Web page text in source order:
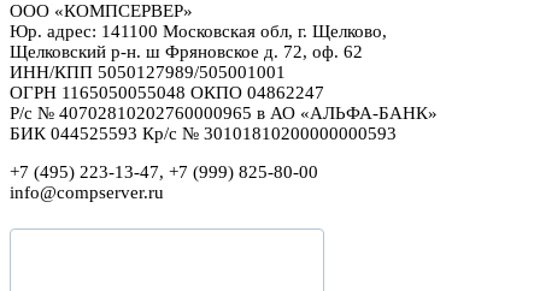
ООО «КОМПСЕРВЕР»
Юр. адрес: 141100 Московская обл, г. Щелково,
Щелковский р-н. ш Фряновское д. 72, оф. 62
ИНН/КПП 5050127989/505001001
ОГРН 1165050055048 ОКПО 04862247
Р/с № 40702810202760000965 в АО «АЛЬФА-БАНК»
БИК 044525593 Кр/с № 30101810200000000593
+7 (495) 223-13-47, +7 (999) 825-80-00
info@compserver.ru